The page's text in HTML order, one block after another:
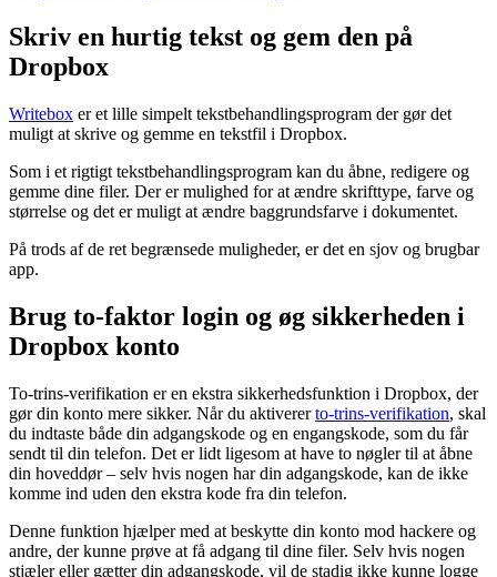
Skriv en hurtig tekst og gem den på
Dropbox
Writebox er et lille simpelt tekstbehandlingsprogram der gør det
muligt at skrive og gemme en tekstfil i Dropbox.
Som i et rigtigt tekstbehandlingsprogram kan du åbne, redigere og
gemme dine filer. Der er mulighed for at ændre skrifttype, farve og
størrelse og det er muligt at ændre baggrundsfarve i dokumentet.
På trods af de ret begrænsede muligheder, er det en sjov og brugbar
app.
Brug to-faktor login og øg sikkerheden i
Dropbox konto
To-trins-verifikation er en ekstra sikkerhedsfunktion i Dropbox, der
gør din konto mere sikker. Når du aktivererto-trins-verifikation, skal
du indtaste både din adgangskode og en engangskode, som du får
sendt til din telefon. Det er lidt ligesom at have to nøgler til at åbne
din hoveddør – selv hvis nogen har din adgangskode, kan de ikke
komme ind uden den ekstra kode fra din telefon.
Denne funktion hjælper med at beskytte din konto mod hackere og
andre, der kunne prøve at få adgang til dine filer. Selv hvis nogen
stjæler eller gætter din adgangskode, vil de stadig ikke kunne logge